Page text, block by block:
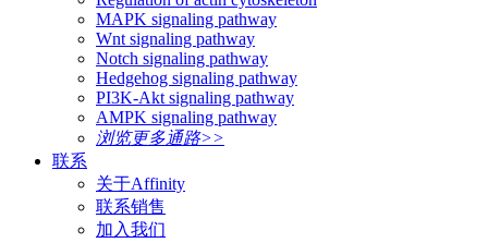
MAPK signaling pathway
Wnt signaling pathway
Notch signaling pathway
Hedgehog signaling pathway
PI3K-Akt signaling pathway
AMPK signaling pathway
浏览更多通路>>
联系
关于Affinity
联系销售
加入我们